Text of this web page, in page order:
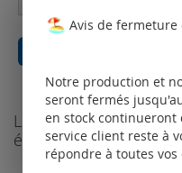
Les clients qui ont
également commandé
Avis de fermeture
Notre production et
seront fermés
en stock continueront
service client reste à
répondre à toutes vos